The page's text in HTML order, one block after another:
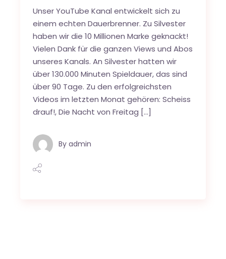
Unser YouTube Kanal entwickelt sich zu
einem echten Dauerbrenner. Zu Silvester
haben wir die 10 Millionen Marke geknackt!
Vielen Dank für die ganzen Views und Abos
unseres Kanals. An Silvester hatten wir
über 130.000 Minuten Spieldauer, das sind
über 90 Tage. Zu den erfolgreichsten
Videos im letzten Monat gehören: Scheiss
drauf!, Die Nacht von Freitag […]
By admin